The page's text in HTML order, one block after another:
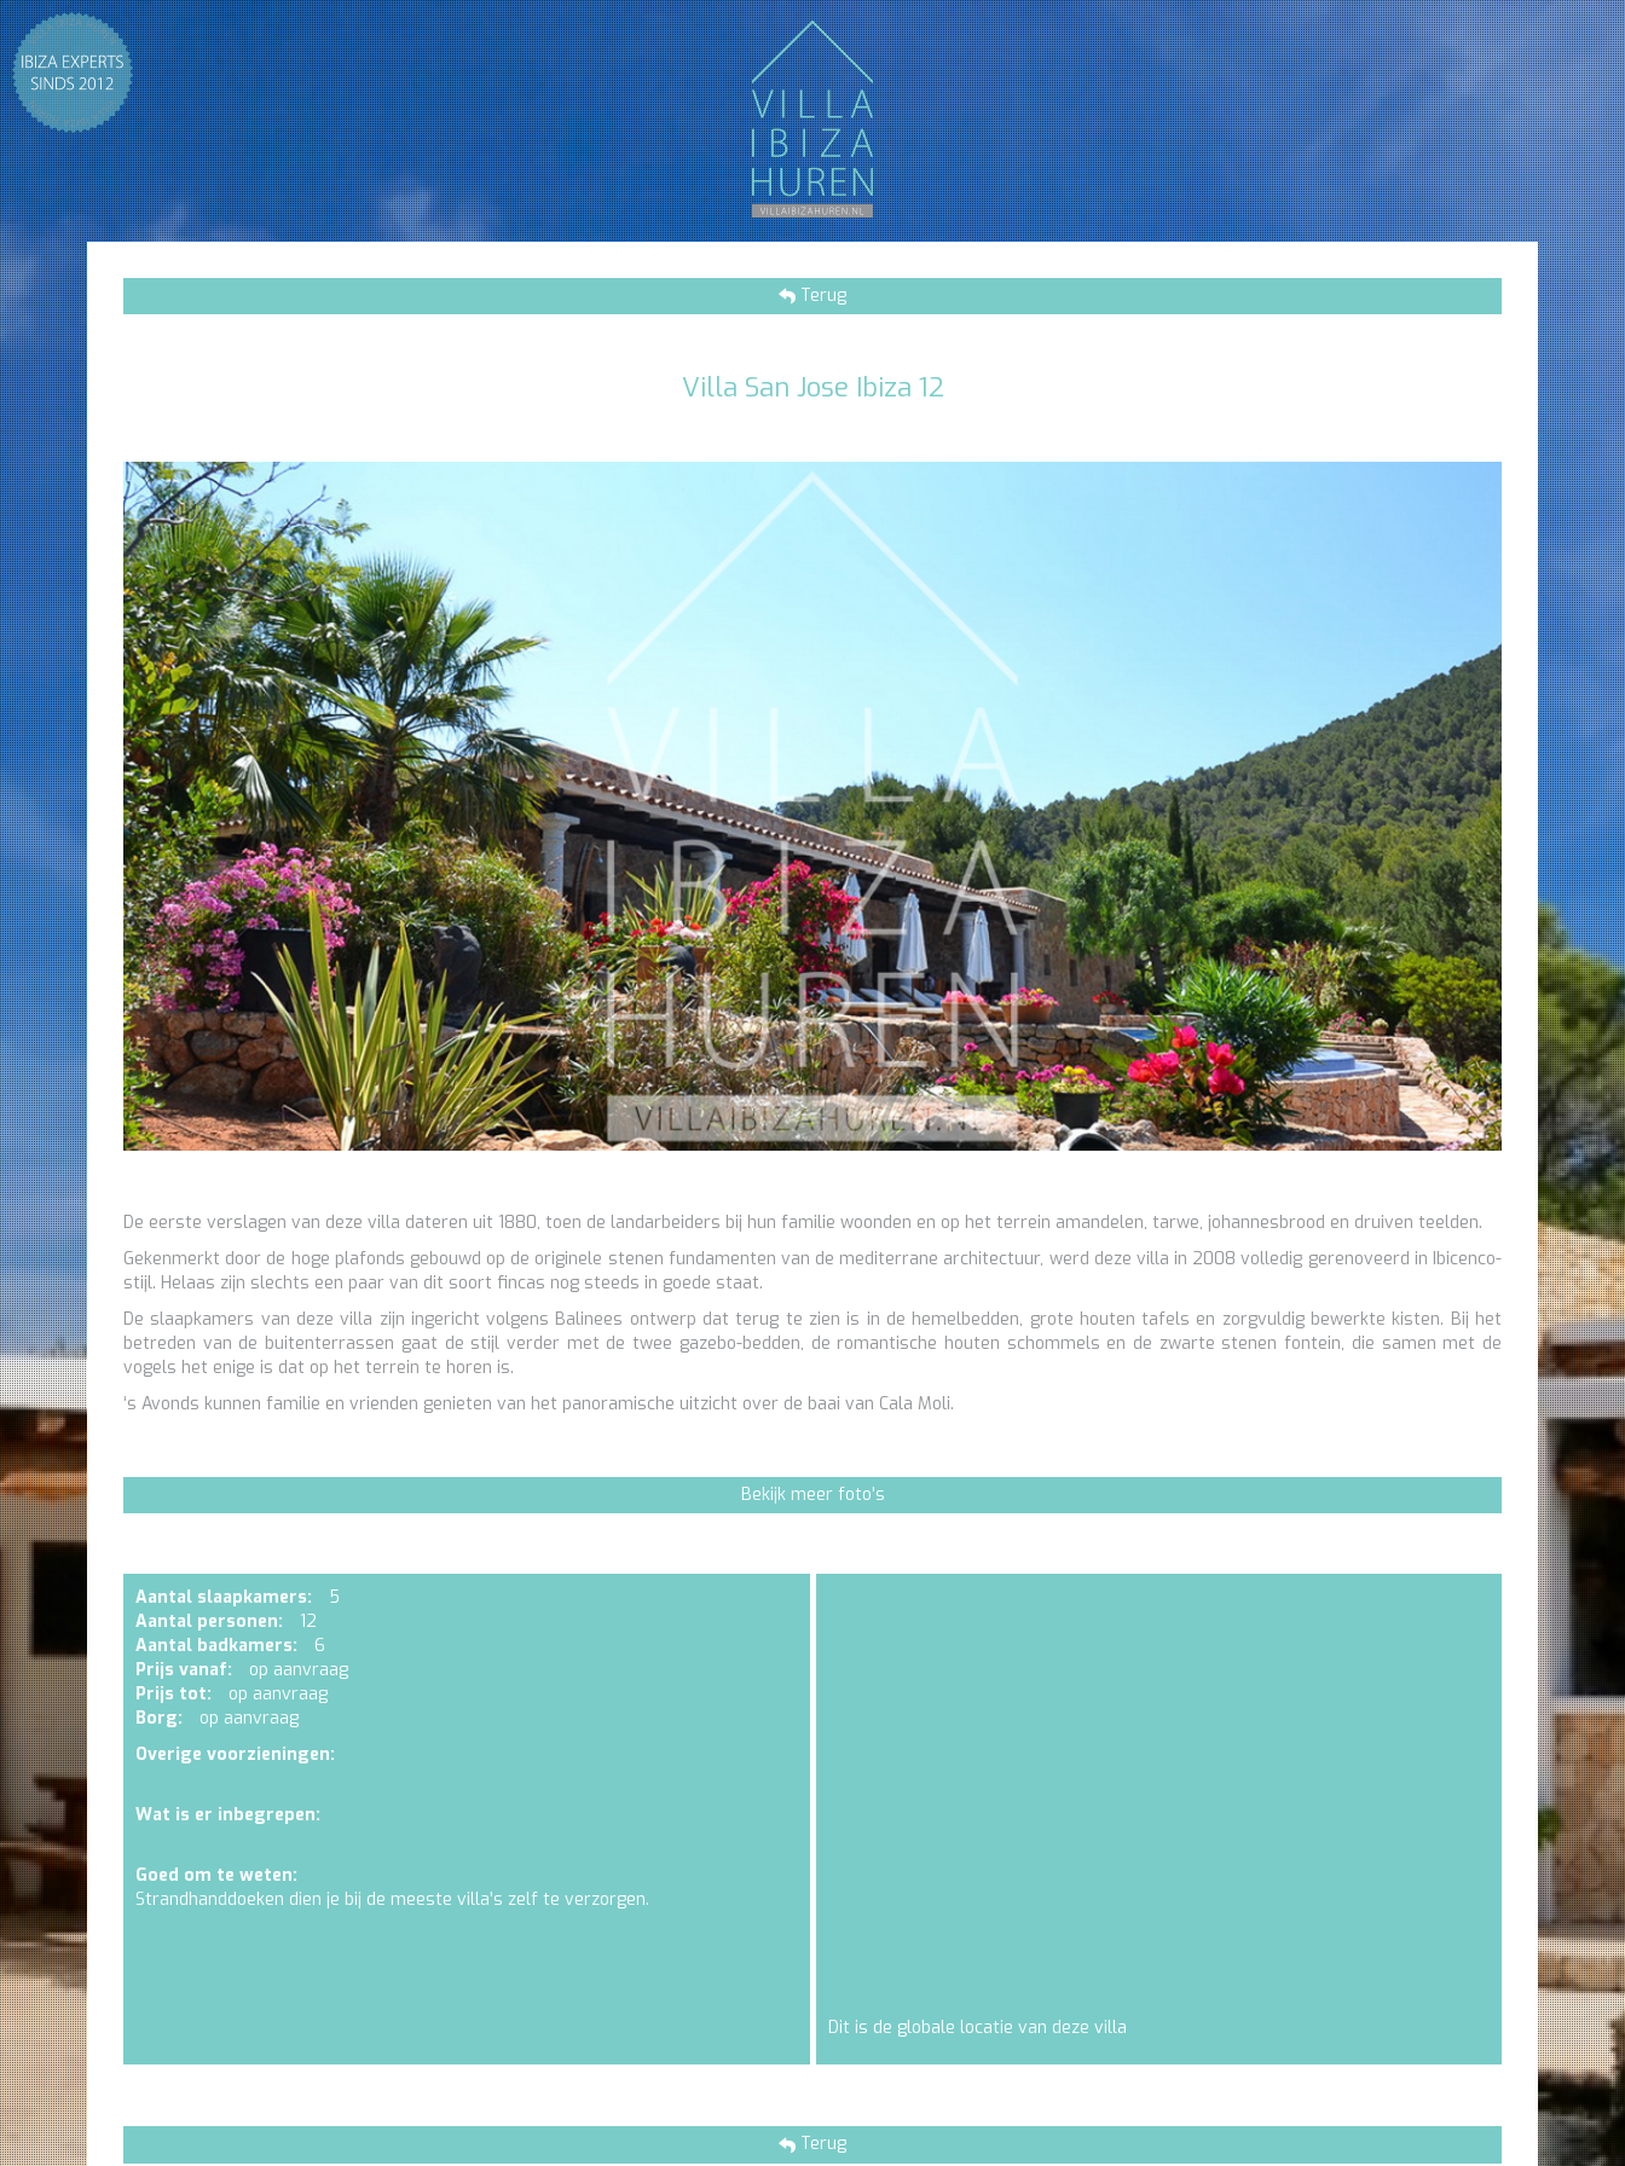
Terug
Villa San Jose Ibiza 12
De eerste verslagen van deze villa dateren uit 1880, toen de landarbeiders bij hun familie woonden en op het terrein amandelen, tarwe, johannesbrood en druiven teelden.
Gekenmerkt door de hoge plafonds gebouwd op de originele stenen fundamenten van de mediterrane architectuur, werd deze villa in 2008 volledig gerenoveerd in Ibicenco-
stijl. Helaas zijn slechts een paar van dit soort fincas nog steeds in goede staat.
De slaapkamers van deze villa zijn ingericht volgens Balinees ontwerp dat terug te zien is in de hemelbedden, grote houten tafels en zorgvuldig bewerkte kisten. Bij het
betreden van de buitenterrassen gaat de stijl verder met de twee gazebo-bedden, de romantische houten schommels en de zwarte stenen fontein, die samen met de
vogels het enige is dat op het terrein te horen is.
‘s Avonds kunnen familie en vrienden genieten van het panoramische uitzicht over de baai van Cala Moli.
Bekijk meer foto's
Aantal slaapkamers:
5
Aantal personen:
12
Aantal badkamers:
6
Prijs vanaf:
op aanvraag
Prijs tot:
op aanvraag
Borg:
op aanvraag
Overige voorzieningen:
Wat is er inbegrepen:
Goed om te weten:
Strandhanddoeken dien je bij de meeste villa's zelf te verzorgen.
Dit is de globale locatie van deze villa
Terug